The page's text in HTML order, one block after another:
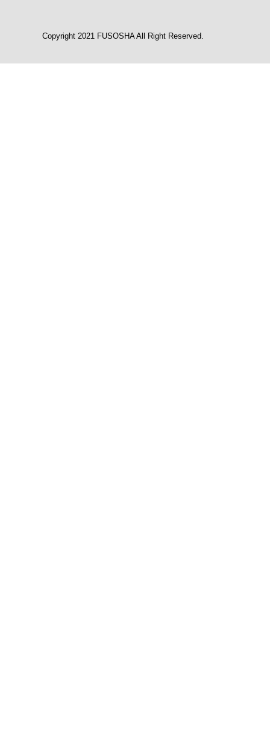
Copyright 2021 FUSOSHA All Right Reserved.